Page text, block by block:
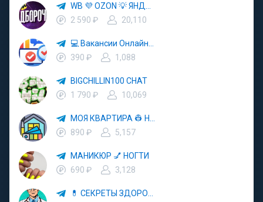
2 590 ₽
20,110
390 ₽
1,088
BIGCHILLIN100 CHAT
1 790 ₽
10,069
890 ₽
5,157
МАНИКЮР 💅 НОГТИ
690 ₽
3,128